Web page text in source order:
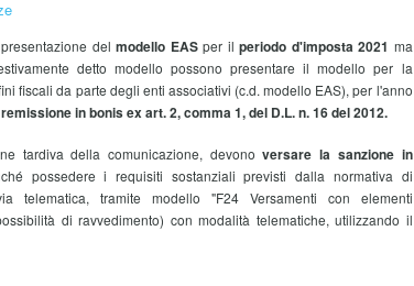
del modello EAS per il periodo d'imposta 2021 ma
detto modello possono presentare il modello per la
fiscali da parte degli enti associativi (c.d. modello EAS), per l'anno
in bonis ex art. 2, comma 1, del D.L. n. 16 del 2012.
tardiva della comunicazione, devono versare la sanzione in
possedere i requisiti sostanziali previsti dalla normativa di
telematica, tramite modello "F24 Versamenti con elementi
di ravvedimento) con modalità telematiche, utilizzando il